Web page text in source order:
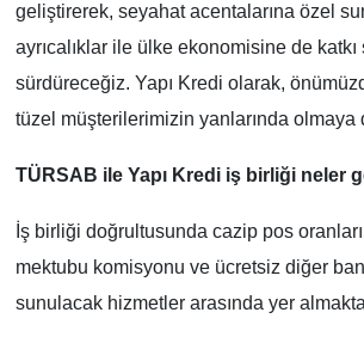
geliştirerek, seyahat acentalarına özel
ayrıcalıklar ile ülke ekonomisine de katkı
sürdüreceğiz. Yapı Kredi olarak,
tüzel müşterilerimizin yanlarında olmaya
TÜRSAB ile Yapı Kredi iş birliği neler
İş birliği doğrultusunda cazip pos
mektubu komisyonu ve ücretsiz diğer
sunulacak hizmetler arasında yer